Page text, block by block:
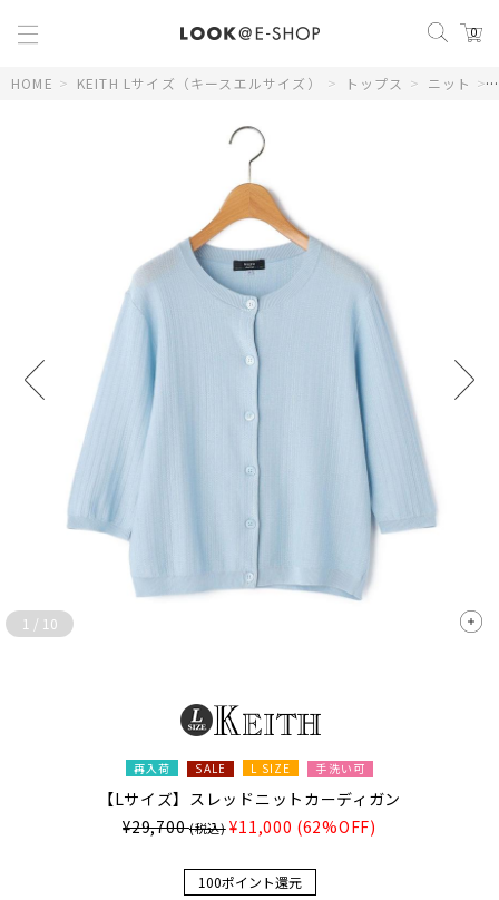
0
HOME > KEITH Lサイズ（キースエルサイズ） > トップス > ニット >
1 / 10
再入荷 SALE L SIZE 手洗い可
【Lサイズ】スレッドニットカーディガン
¥29,700(税込) ¥11,000 (62%OFF)
100ポイント還元